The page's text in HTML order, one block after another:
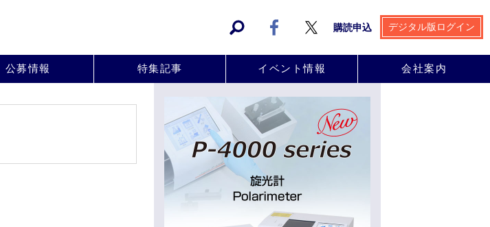
購読申込 デジタル版ログイン
公募情報 特集記事 イベント情報 会社案内